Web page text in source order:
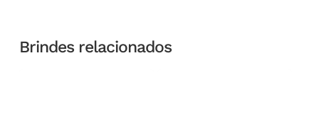
Brindes relacionados